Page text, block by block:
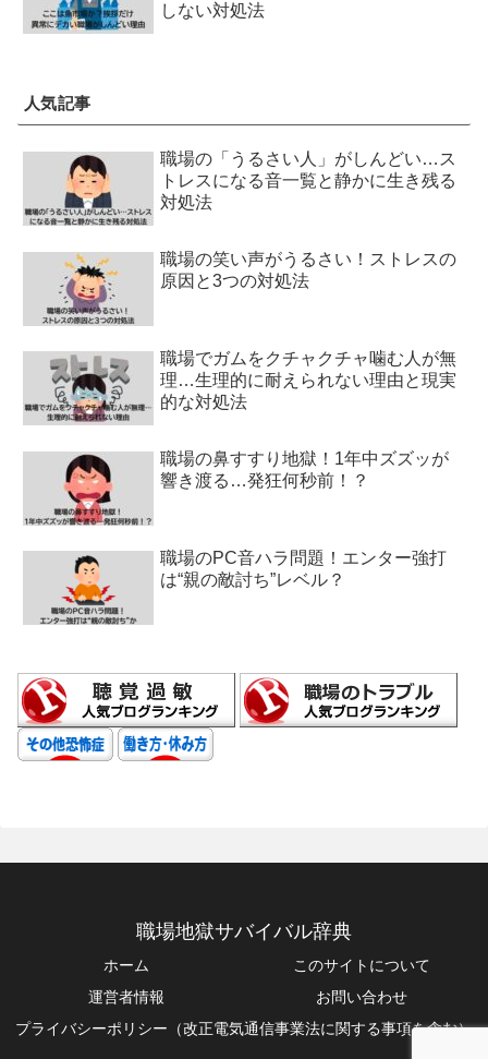
しない対処法
人気記事
職場の「うるさい人」がしんどい…ス
トレスになる音一覧と静かに生き残る
対処法
職場の笑い声がうるさい！ストレスの
原因と3つの対処法
職場でガムをクチャクチャ噛む人が無
理…生理的に耐えられない理由と現実
的な対処法
職場の鼻すすり地獄！1年中ズズッが
響き渡る…発狂何秒前！？
職場のPC音ハラ問題！エンター強打
は“親の敵討ち”レベル？
職場地獄サバイバル辞典
ホーム
このサイトについて
運営者情報
お問い合わせ
プライバシーポリシー（改正電気通信事業法に関する事項を含む）